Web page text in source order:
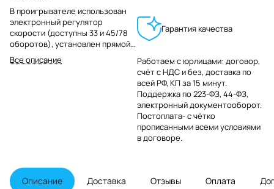
В проигрывателе использован
электронный регулятор
скорости (доступны 33 и 45/78
оборотов), установлен прямой
карбоновый тонарм от Pro-Ject
с картриджем Ortofon 2M Red.
Все описание
Гарантия качества
Работаем с юрлицами: договор,
счёт с НДС и без, доставка по
всей РФ, КП за 15 минут.
Поддержка по 223-ФЗ, 44-ФЗ,
электронный документооборот.
Постоплата- с чётко
прописанными всеми условиями
в договоре.
Описание Доставка Отзывы Оплата